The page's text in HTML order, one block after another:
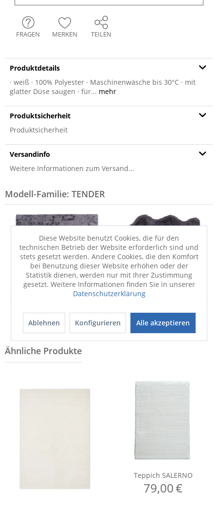
FRAGEN MERKEN TEILEN
Produktdetails
· weiß · 100% Polyester · Maschinenwäsche bis 30°C · mit
glatter Düse saugen · für... mehr
Produktsicherheit
Produktsicherheit
Versandinfo
Weitere Informationen zum Versand...
Modell-Familie: TENDER
Teppich
SCHÖNER WOHNEN TENDER
239,00 €
Teppich
SCHÖNER WOHNEN TENDER
79,90 €
Diese Website benutzt Cookies, die für den
technischen Betrieb der Website erforderlich sind und
stets gesetzt werden. Andere Cookies, die den Komfort
bei Benutzung dieser Website erhöhen oder der
Statistik dienen, werden nur mit Ihrer Zustimmung
gesetzt. Weitere Informationen finden Sie in unserer
Datenschutzerklärung
Ablehnen Konfigurieren Alle akzeptieren